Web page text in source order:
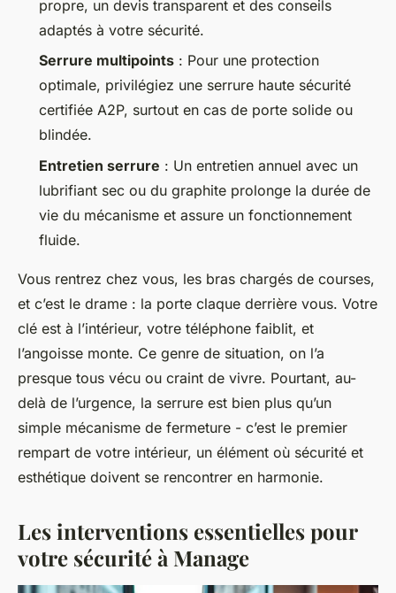
propre, un devis transparent et des conseils
adaptés à votre sécurité.
Serrure multipoints : Pour une protection
optimale, privilégiez une serrure haute sécurité
certifiée A2P, surtout en cas de porte solide ou
blindée.
Entretien serrure : Un entretien annuel avec un
lubrifiant sec ou du graphite prolonge la durée de
vie du mécanisme et assure un fonctionnement
fluide.
Vous rentrez chez vous, les bras chargés de courses,
et c’est le drame : la porte claque derrière vous. Votre
clé est à l’intérieur, votre téléphone faiblit, et
l’angoisse monte. Ce genre de situation, on l’a
presque tous vécu ou craint de vivre. Pourtant, au-
delà de l’urgence, la serrure est bien plus qu’un
simple mécanisme de fermeture - c’est le premier
rempart de votre intérieur, un élément où sécurité et
esthétique doivent se rencontrer en harmonie.
Les interventions essentielles pour
votre sécurité à Manage